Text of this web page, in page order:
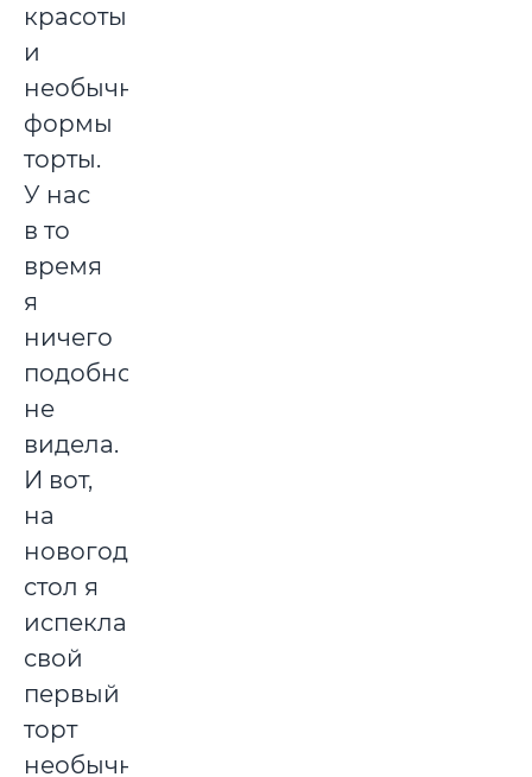
красоты
и
необычной
формы
торты.
У нас
в то
время
я
ничего
подобного
не
видела.
И вот,
на
новогодний
стол я
испекла
свой
первый
торт
необычной